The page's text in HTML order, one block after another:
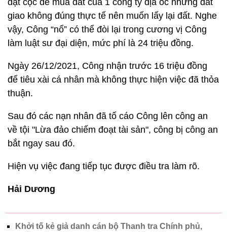
đặt cọc để mua đất của 1 công ty địa ốc nhưng đất
giao không đúng thực tế nên muốn lấy lại đất. Nghe
vậy, Công “nổ” có thể đòi lại trong cương vị Công
làm luật sư đại diện, mức phí là 24 triệu đồng.
Ngày 26/12/2021, Công nhận trước 16 triệu đồng
để tiêu xài cá nhân mà không thực hiện việc đã thỏa
thuận.
Sau đó các nạn nhân đã tố cáo Công lên công an
về tội "Lừa đảo chiếm đoạt tài sản", công bị công an
bắt ngay sau đó.
Hiện vụ việc đang tiếp tục được điều tra làm rõ.
Hải Dương
Khởi tố kẻ giả danh cán bộ Thanh tra Chính phủ,